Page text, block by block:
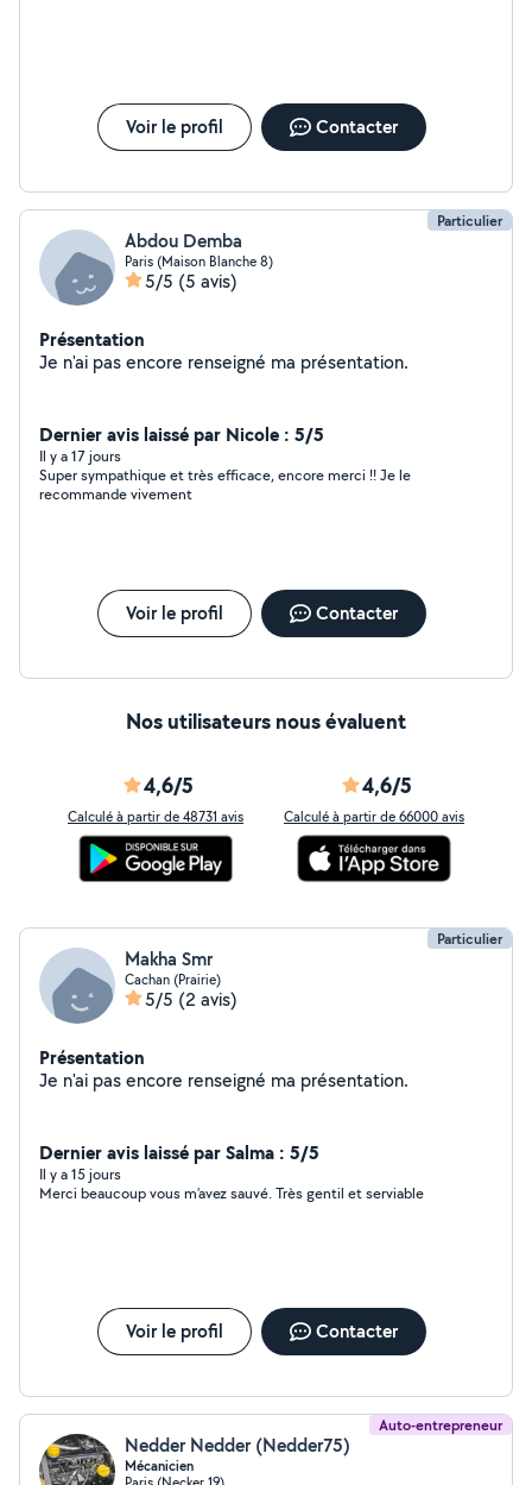
Voir le profil Contacter
Particulier
Abdou Demba
Paris (Maison Blanche 8)
5/5 (5 avis)
Présentation
Je n'ai pas encore renseigné ma présentation.
Dernier avis laissé par Nicole : 5/5
Il y a 17 jours
Super sympathique et très efficace, encore merci !! Je le
recommande vivement
Voir le profil Contacter
Nos utilisateurs nous évaluent
4,6/5
Calculé à partir de 48731 avis
4,6/5
Calculé à partir de 66000 avis
Particulier
Makha Smr
Cachan (Prairie)
5/5 (2 avis)
Présentation
Je n'ai pas encore renseigné ma présentation.
Dernier avis laissé par Salma : 5/5
Il y a 15 jours
Merci beaucoup vous m’avez sauvé. Très gentil et serviable
Voir le profil Contacter
Auto-entrepreneur
Nedder Nedder (Nedder75)
Mécanicien